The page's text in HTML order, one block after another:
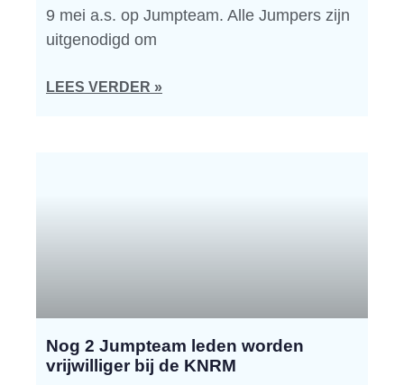
9 mei a.s. op Jumpteam. Alle Jumpers zijn
uitgenodigd om
LEES VERDER »
Nog 2 Jumpteam leden worden
vrijwilliger bij de KNRM